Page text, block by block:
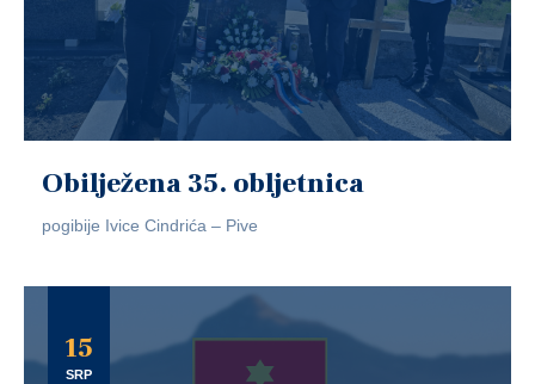
Obilježena 35. obljetnica
pogibije Ivice Cindrića – Pive
15
SRP